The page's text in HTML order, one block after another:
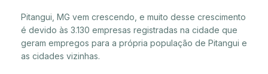
Pitangui, MG vem crescendo, e muito desse crescimento
é devido às 3.130 empresas registradas na cidade que
geram empregos para a própria população de Pitangui e
as cidades vizinhas.